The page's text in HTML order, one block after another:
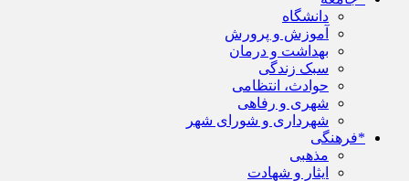
دانشگاه
آموزش و پرورش
بهداشت و درمان
سبک زندگی
حوادث، انتظامی
شهری و رفاهی
شهرداری و شورای شهر
*فرهنگی
مذهبی
ایثار و شهادت